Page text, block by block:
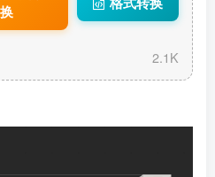
换
2.1K